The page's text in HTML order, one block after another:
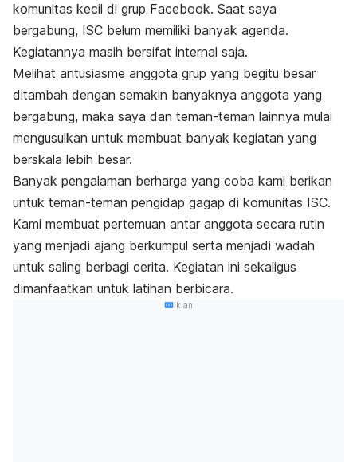
komunitas kecil di grup Facebook. Saat saya
bergabung, ISC belum memiliki banyak agenda.
Kegiatannya masih bersifat internal saja.
Melihat antusiasme anggota grup yang begitu besar
ditambah dengan semakin banyaknya anggota yang
bergabung, maka saya dan teman-teman lainnya mulai
mengusulkan untuk membuat banyak kegiatan yang
berskala lebih besar.
Banyak pengalaman berharga yang coba kami berikan
untuk teman-teman pengidap gagap di komunitas ISC.
Kami membuat pertemuan antar anggota secara rutin
yang menjadi ajang berkumpul serta menjadi wadah
untuk saling berbagi cerita. Kegiatan ini sekaligus
dimanfaatkan untuk latihan berbicara.
Iklan